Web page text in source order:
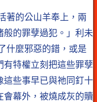
的公山羊奉上，兩
的罪孽過犯。」利未
什麼邪惡的錯，或是
有特權立刻把這些罪孽
這些事早已與祂同釘十
會幕外，被燒成灰的贖